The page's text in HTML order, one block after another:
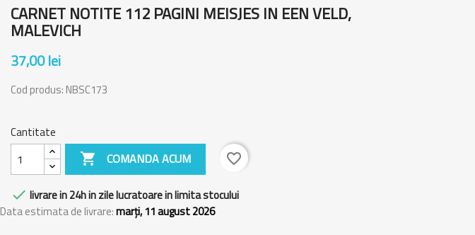
CARNET NOTITE 112 PAGINI MEISJES IN EEN VELD,
MALEVICH
37,00 lei
Cod produs: NBSC173
Cantitate
 COMANDA ACUM favorite_border
 livrare in 24h in zile lucratoare in limita stocului
Data estimata de livrare:marți, 11 august 2026